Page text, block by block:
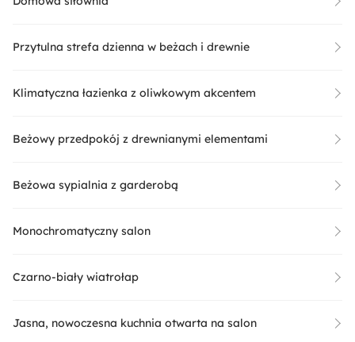
Przytulna strefa dzienna w beżach i drewnie
Klimatyczna łazienka z oliwkowym akcentem
Beżowy przedpokój z drewnianymi elementami
Beżowa sypialnia z garderobą
Monochromatyczny salon
Czarno-biały wiatrołap
Jasna, nowoczesna kuchnia otwarta na salon